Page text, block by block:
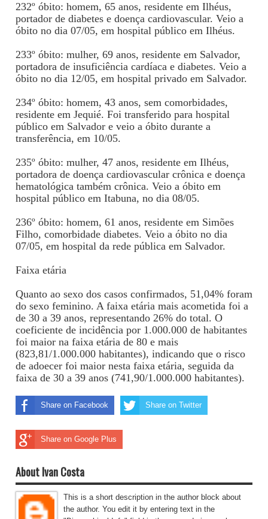
232º óbito: homem, 65 anos, residente em Ilhéus,
portador de diabetes e doença cardiovascular. Veio a
óbito no dia 07/05, em hospital público em Ilhéus.
233º óbito: mulher, 69 anos, residente em Salvador,
portadora de insuficiência cardíaca e diabetes. Veio a
óbito no dia 12/05, em hospital privado em Salvador.
234º óbito: homem, 43 anos, sem comorbidades,
residente em Jequié. Foi transferido para hospital
público em Salvador e veio a óbito durante a
transferência, em 10/05.
235º óbito: mulher, 47 anos, residente em Ilhéus,
portadora de doença cardiovascular crônica e doença
hematológica também crônica. Veio a óbito em
hospital público em Itabuna, no dia 08/05.
236º óbito: homem, 61 anos, residente em Simões
Filho, comorbidade diabetes. Veio a óbito no dia
07/05, em hospital da rede pública em Salvador.
Faixa etária
Quanto ao sexo dos casos confirmados, 51,04% foram
do sexo feminino. A faixa etária mais acometida foi a
de 30 a 39 anos, representando 26% do total. O
coeficiente de incidência por 1.000.000 de habitantes
foi maior na faixa etária de 80 e mais
(823,81/1.000.000 habitantes), indicando que o risco
de adoecer foi maior nesta faixa etária, seguida da
faixa de 30 a 39 anos (741,90/1.000.000 habitantes).
Share on Facebook Share on Twitter
Share on Google Plus
About Ivan Costa
This is a short description in the author block about
the author. You edit it by entering text in the